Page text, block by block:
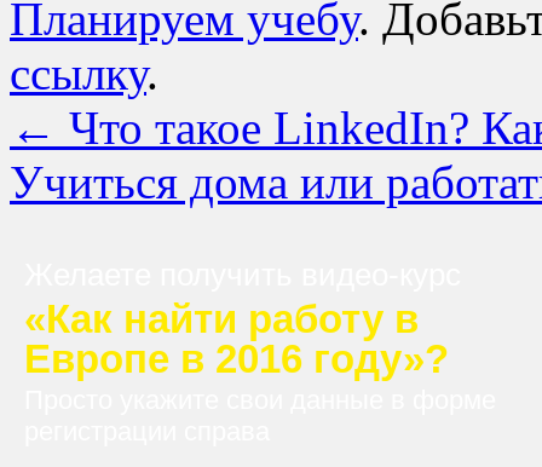
Планируем учебу.
ссылку.
← Что такое LinkedIn?
Учиться дома или
«Как найти работу в
Европе в 2016 году»?